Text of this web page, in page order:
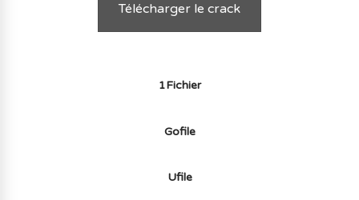
Télécharger le crack
1Fichier
Gofile
Ufile